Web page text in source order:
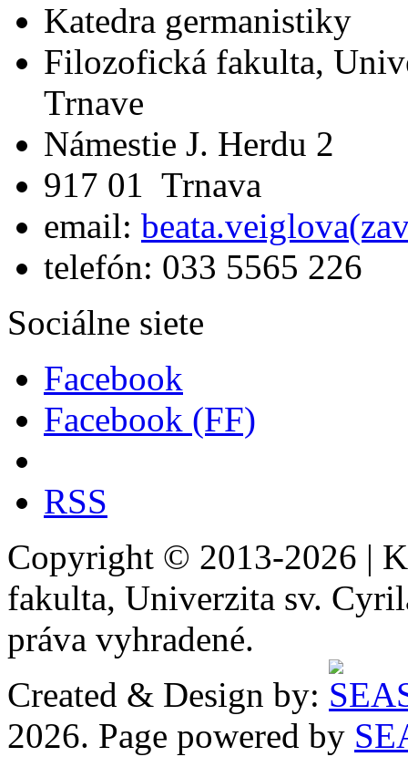
Katedra germanistiky
Filozofická fakulta,
Trnave
Námestie J. Herdu 2
917 01 Trnava
email:
telefón: 033 5565 226
Sociálne siete
Facebook
Facebook (FF)
RSS
Copyright © 2013-2026 |
fakulta, Univerzita sv.
práva vyhradené.
Created & Design by:
2026. Page powered by